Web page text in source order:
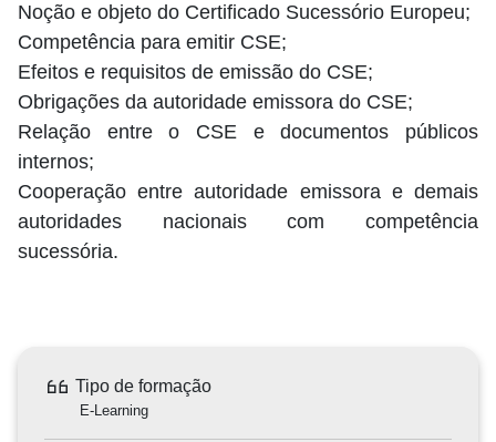
Noção e objeto do Certificado Sucessório Europeu;
Competência para emitir CSE;
Efeitos e requisitos de emissão do CSE;
Obrigações da autoridade emissora do CSE;
Relação entre o CSE e documentos públicos
internos;
Cooperação entre autoridade emissora e demais
autoridades nacionais com competência
sucessória.
Tipo de formação
E-Learning